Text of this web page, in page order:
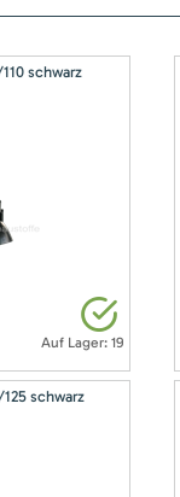
schwarz
Auf Lager: 19
schwarz